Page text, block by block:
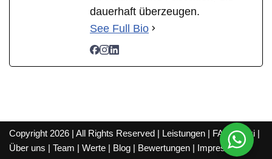
dauerhaft überzeugen.
See Full Bio
Copyright 2026 | All Rights Reserved | Leistungen | FAQ|Wiki |
Über uns | Team | Werte | Blog | Bewertungen | Impressum|